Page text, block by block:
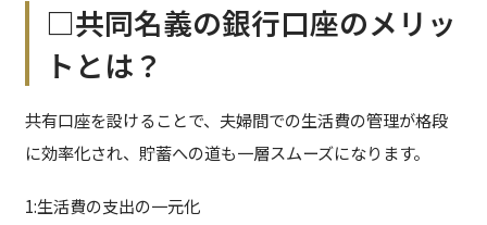
□共同名義の銀行口座のメリッ
トとは？
共有口座を設けることで、夫婦間での生活費の管理が格段
に効率化され、貯蓄への道も一層スムーズになります。
1:生活費の支出の一元化